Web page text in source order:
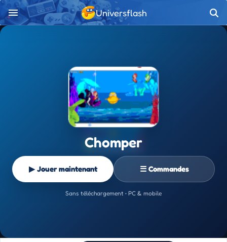
Universflash
Chomper
▶ Jouer maintenant ☰ Commandes
Sans téléchargement • PC & mobile